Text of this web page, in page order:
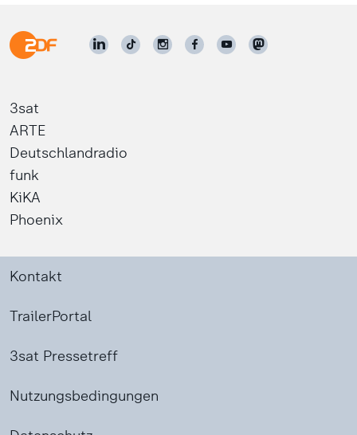
3sat
ARTE
Deutschlandradio
funk
KiKA
Phoenix
Kontakt
TrailerPortal
3sat Pressetreff
Nutzungsbedingungen